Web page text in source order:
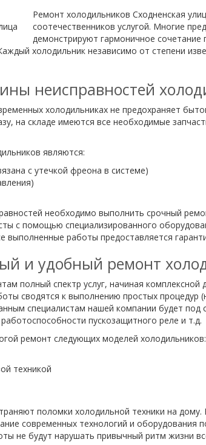
Ремонт холодильников Сходненская
соотечественников услугой. Многие
демонстрируют гармоничное сочетание
холодильник независимо от степени
неисправностей
холодильниках не предохраняет
на складе имеются все необходимые
являются:
с утечкой фреона в системе)
необходимо выполнить срочный
с помощью специализированного
работы предоставляется
и удобный ремонт
полный спектр услуг, начиная комплексной
сводятся к выполнению простых процедур
специалистам нашей компании будет
пускозащитного реле и т.д.
ремонт следующих моделей холодильников:
техникой
поломки холодильной техники на дому.
современных технологий и оборудования
не будут нарушать привычный ритм жизни